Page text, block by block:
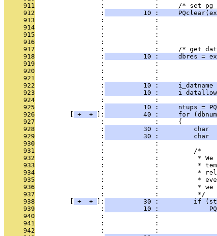
     911
:             :     /* set
     912
                 :
10 :
     913
:             :
     914
:             :
     915
:             :
     916
                 :             :
     917
:             :     /* get
     918
                 :
10 :     dbres =
     919
:             :
     920
:             :
     921
                 :             :
     922
                 :
10 :     i_datname
     923
                 :
10 :
     924
                 :             :
     925
                 :
10 :     ntups =
     926
+ + ]:
40 :     for
     927
                 :             :     {
     928
                 :
30 :         char
     929
                 :
30 :         char
     930
                 :             :
     931
                 :             :         /*
     932
:             :          *
     933
:             :          *
     934
:             :          *
     935
:             :          *
     936
:             :          *
     937
                 :             :          */
     938
+ + ]:
30 :         if
     939
                 :
10 :
     940
:             :
     941
:             :
     942
                 :             :